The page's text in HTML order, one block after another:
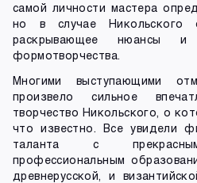
самой личности мастера
но в случае Никольского
раскрывающее нюансы
формотворчества.
Многими выступающими
произвело сильное
творчество Никольского, о
что известно. Все увидели
таланта с
профессиональным
древнерусской, и